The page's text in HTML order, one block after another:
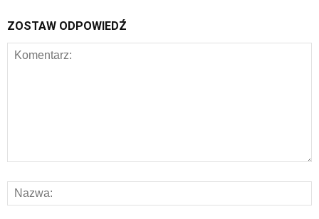
ZOSTAW ODPOWIEDŹ